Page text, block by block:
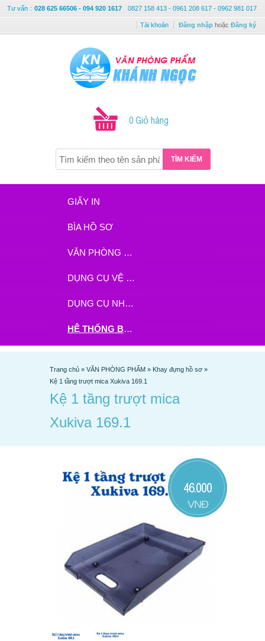
Tư vấn : 028 625 66506 - 094 920 1617 0827 158 413 - 0961 208 617 - 0962 981 017
Tài khoản Đăng nhập hoặc Đăng ký
0 Giỏ hàng
TÌM KIẾM
GIẤY IN
BÌA HỒ SƠ
VĂN PHÒNG PHẨM
DỤNG CỤ VỆ SINH
DỤNG CỤ NHÀ BẾP
HỆ THỐNG BHX - TGDĐ ĐẶT HÀNG TẠI ĐÂY
Trang chủ » VĂN PHÒNG PHẨM » Khay đựng hồ sơ »
Kệ 1 tầng trượt mica Xukiva 169.1
Kệ 1 tầng trượt mica
Xukiva 169.1
46.000
VNĐ